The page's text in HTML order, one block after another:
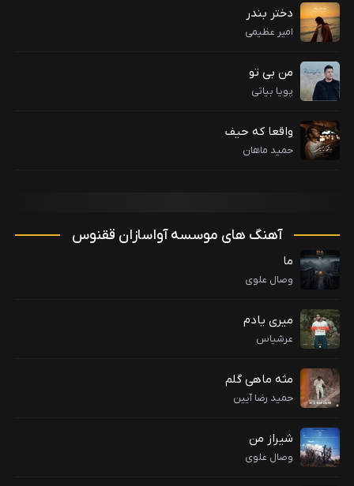
دختر بندر
امیر عظیمی
من بی تو
پویا بیاتی
واقعا که حیف
حمید ماهان
آهنگ های موسسه آواسازان ققنوس
ما
وصال علوی
میری یادم
عرشیاس
مثه ماهی گلم
حمید رضا آیین
شیراز من
وصال علوی